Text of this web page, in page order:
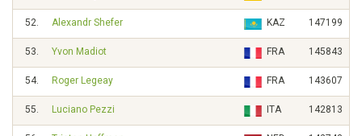
52. Alexandr Shefer KAZ 147199
53. Yvon Madiot FRA 145843
54. Roger Legeay FRA 143607
55. Luciano Pezzi ITA 142813